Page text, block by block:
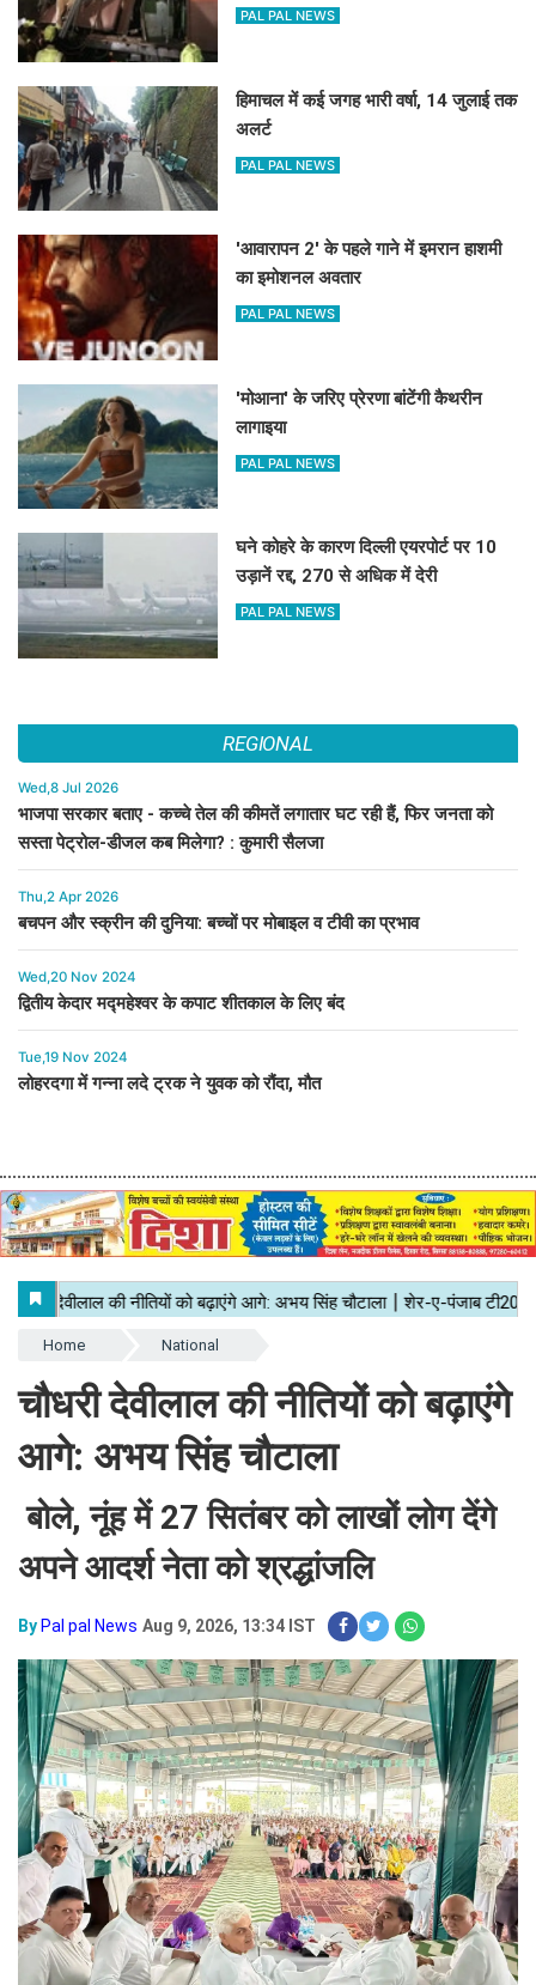
PAL PAL NEWS
हिमाचल में कई जगह भारी वर्षा, 14 जुलाई तक
अलर्ट
PAL PAL NEWS
'आवारापन 2' के पहले गाने में इमरान हाशमी
का इमोशनल अवतार
PAL PAL NEWS
'मोआना' के जरिए प्रेरणा बांटेंगी कैथरीन
लागाइया
PAL PAL NEWS
घने कोहरे के कारण दिल्ली एयरपोर्ट पर 10
उड़ानें रद्द, 270 से अधिक में देरी
PAL PAL NEWS
REGIONAL
Wed,8 Jul 2026
भाजपा सरकार बताए - कच्चे तेल की कीमतें लगातार घट रही हैं, फिर जनता को
सस्ता पेट्रोल-डीजल कब मिलेगा? : कुमारी सैलजा
Thu,2 Apr 2026
बचपन और स्क्रीन की दुनिया: बच्चों पर मोबाइल व टीवी का प्रभाव
Wed,20 Nov 2024
द्वितीय केदार मद्महेश्वर के कपाट शीतकाल के लिए बंद
Tue,19 Nov 2024
लोहरदगा में गन्ना लदे ट्रक ने युवक को रौंदा, मौत
Home National
चौधरी देवीलाल की नीतियों को बढ़ाएंगे
आगे: अभय सिंह चौटाला
बोले, नूंह में 27 सितंबर को लाखों लोग देंगे
अपने आदर्श नेता को श्रद्धांजलि
By Pal pal News Aug 9, 2026, 13:34 IST